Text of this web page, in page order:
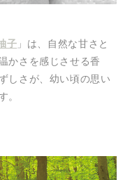
子 」は、自然な甘さと
かさを感じさせる香
しさが、幼い頃の思い
。